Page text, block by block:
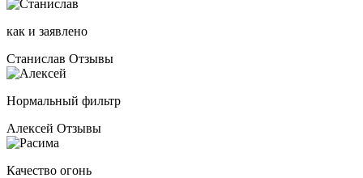
как и заявлено
Станислав Отзывы
Нормальный фильтр
Алексей Отзывы
Качество огонь